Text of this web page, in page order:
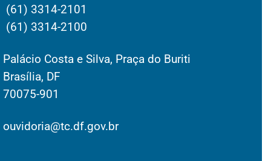
(61) 3314-2101
(61) 3314-2100
Palácio Costa e Silva, Praça do Buriti
Brasília, DF
70075-901
ouvidoria@tc.df.gov.br